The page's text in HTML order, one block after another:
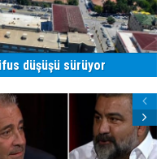
düşüşü sürüyor